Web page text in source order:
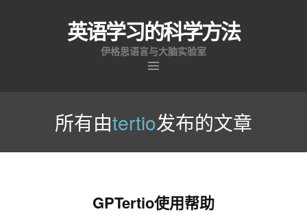
英语学习的科学方法
伊格思语言与大脑实验室
内
容
所有由tertio发布的文章
GPTertio使用帮助